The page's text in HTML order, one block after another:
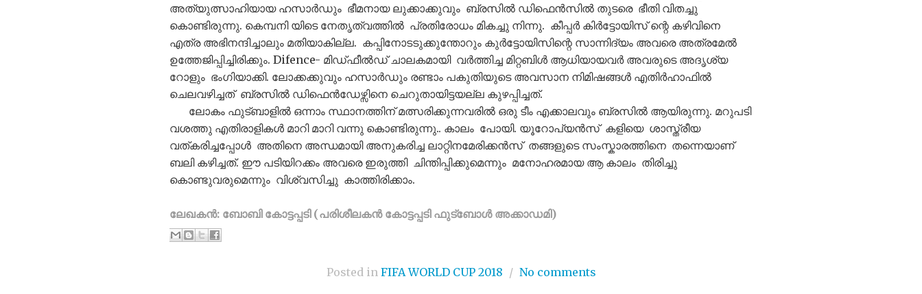
അത്യുത്സാഹിയായ ഹസാർഡും ഭീമനായ ലുക്കാക്കുവും ബ്രസിൽ ഡിഫെൻസിൽ തുടരെ ഭീതി വിതച്ചു
കൊണ്ടിരുന്നു. കെമ്പനി യിടെ നേതൃത്വത്തിൽ പ്രതിരോധം മികച്ചു നിന്നു. കീപ്പർ കിർട്ടോയിസ് ന്റെ കഴിവിനെ
എത്ര അഭിനന്ദിച്ചാലും മതിയാകില്ല. കപ്പിനോടടുക്കുന്തോറും കുർട്ടോയിസിന്റെ സാന്നിദ്യം അവരെ അത്രമേൽ
ഉത്തേജിപ്പിച്ചിരിക്കും. Difence- മിഡ്‌ഫീൽഡ് ചാലകമായി വർത്തിച്ച മിറ്റബിൾ ആധിയായവർ അവരുടെ അദൃശ്യ
റോളും ഭംഗിയാക്കി. ലോക്കക്കുവും ഹസാർഡും രണ്ടാം പകുതിയുടെ അവസാന നിമിഷങ്ങൾ എതിർഹാഫിൽ
ചെലവഴിച്ചത് ബ്രസിൽ ഡിഫെൻഡേഴ്സിനെ ചെറുതായിട്ടയല്ല കുഴപ്പിച്ചത്.
ലോകം ഫുട്ബാളിൽ ഒന്നാം സ്ഥാനത്തിന് മത്സരിക്കുന്നവരിൽ ഒരു ടീം എക്കാലവും ബ്രസിൽ ആയിരുന്നു. മറുപടി
വശത്തു എതിരാളികൾ മാറി മാറി വന്നു കൊണ്ടിരുന്നു.. കാലം പോയി. യൂറോപ്യൻസ് കളിയെ ശാസ്ത്രീയ
വത്കരിച്ചപ്പോൾ അതിനെ അന്ധമായി അനുകരിച്ച ലാറ്റിനമേരിക്കൻസ് തങ്ങളുടെ സംസ്കാരത്തിനെ തന്നെയാണ്
ബലി കഴിച്ചത്. ഈ പടിയിറക്കം അവരെ ഇരുത്തി ചിന്തിപ്പിക്കുമെന്നും മനോഹരമായ ആ കാലം തിരിച്ചു
കൊണ്ടുവരുമെന്നും വിശ്വസിച്ചു കാത്തിരിക്കാം.
ലേഖകൻ: ബോബി കോട്ടപ്പടി (പരിശീലകൻ കോട്ടപ്പടി ഫുട്ബോൾ അക്കാഡമി)
Posted in FIFA WORLD CUP 2018 / No comments